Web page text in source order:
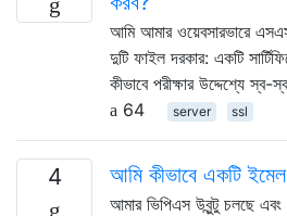
আমি আমার ওয়েবসারভারে
দুটি ফাইল দরকার: একটি
কীভাবে পরীক্ষার উদ্দেশ্যে স্ব-
64
server ssl
4 আমি কীভাবে একটি
আমার ভিপিএস উবুন্টু চলছে